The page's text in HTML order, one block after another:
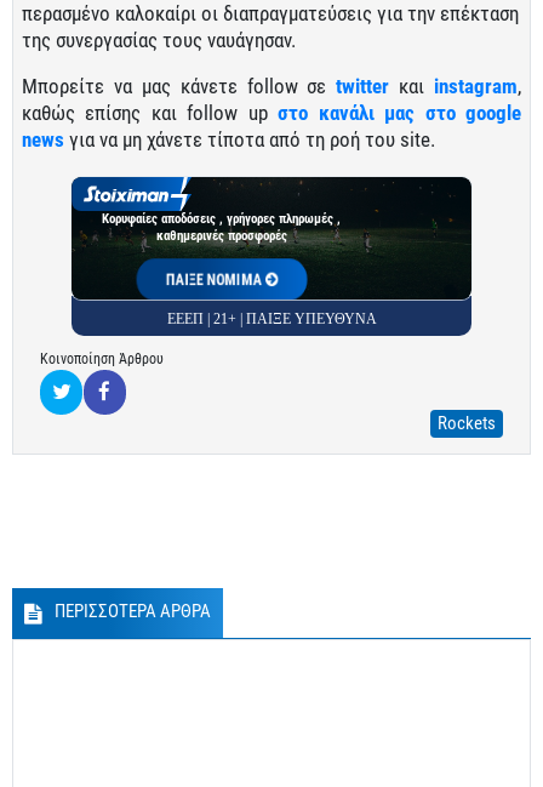
περασμένο καλοκαίρι οι διαπραγματεύσεις για την επέκταση
της συνεργασίας τους ναυάγησαν.
Μπορείτε να μας κάνετε follow σεtwitter και instagram,
καθώς επίσης και follow upστο κανάλι μας στο google
news για να μη χάνετε τίποτα από τη ροή του site.
Κορυφαίες αποδόσεις , γρήγορες πληρωμές ,
καθημερινές προσφορές
ΠΑΙΞΕ ΝΟΜΙΜΑ
ΕΕΕΠ | 21+ | ΠΑΙΞΕ ΥΠΕΥΘΥΝΑ
Κοινοποίηση Άρθρου
Rockets
ΠΕΡΙΣΣΟΤΕΡΑ ΑΡΘΡΑ